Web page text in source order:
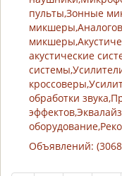
пульты,Зонные
акустические
обработки
Объявлений: